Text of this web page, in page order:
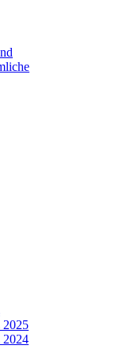
2025
2024